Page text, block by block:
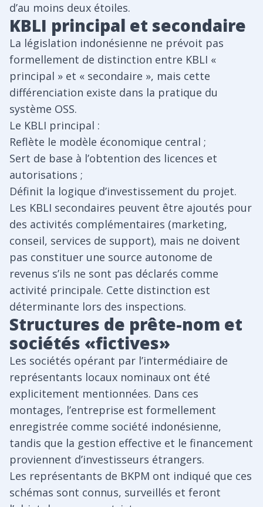
d’au moins deux étoiles.
KBLI principal et secondaire
La législation indonésienne ne prévoit pas
formellement de distinction entre KBLI «
principal » et « secondaire », mais cette
différenciation existe dans la pratique du
système OSS.
Le KBLI principal :
Reflète le modèle économique central ;
Sert de base à l’obtention des licences et
autorisations ;
Définit la logique d’investissement du projet.
Les KBLI secondaires peuvent être ajoutés pour
des activités complémentaires (marketing,
conseil, services de support), mais ne doivent
pas constituer une source autonome de
revenus s’ils ne sont pas déclarés comme
activité principale. Cette distinction est
déterminante lors des inspections.
Structures de prête-nom et
sociétés «fictives»
Les sociétés opérant par l’intermédiaire de
représentants locaux nominaux ont été
explicitement mentionnées. Dans ces
montages, l’entreprise est formellement
enregistrée comme société indonésienne,
tandis que la gestion effective et le financement
proviennent d’investisseurs étrangers.
Les représentants de BKPM ont indiqué que ces
schémas sont connus, surveillés et feront